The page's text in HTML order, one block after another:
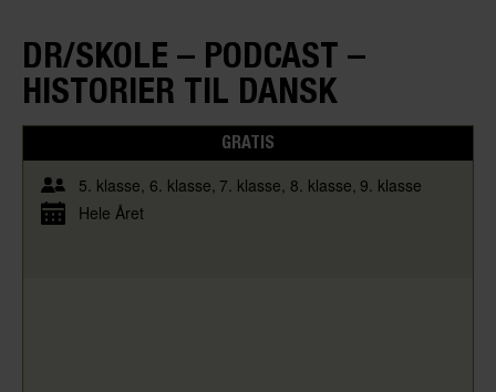
DR/SKOLE – PODCAST –
HISTORIER TIL DANSK
GRATIS
5. klasse 6. klasse 7. klasse 8. klasse 9. klasse
Hele Året